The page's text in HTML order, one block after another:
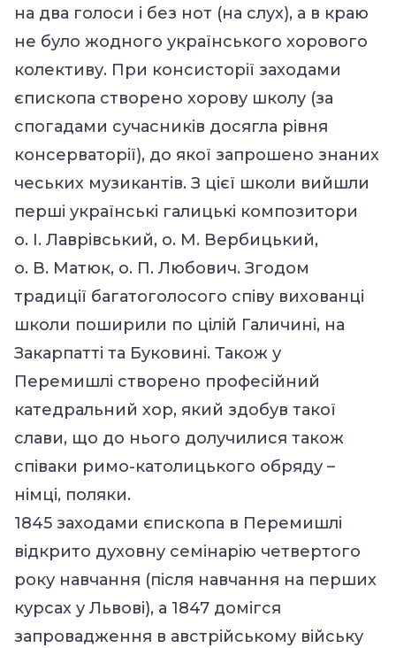
на два голоси і без нот (на слух), а в краю
не було жодного українського хорового
колективу. При консисторії заходами
єпископа створено хорову школу (за
спогадами сучасників досягла рівня
консерваторії), до якої запрошено знаних
чеських музикантів. З цієї школи вийшли
перші українські галицькі композитори
о. І. Лаврівський, о. М. Вербицький,
о. В. Матюк, о. П. Любович. Згодом
традиції багатоголосого співу вихованці
школи поширили по цілій Галичині, на
Закарпатті та Буковині. Також у
Перемишлі створено професійний
катедральний хор, який здобув такої
слави, що до нього долучилися також
співаки римо-католицького обряду –
німці, поляки.
1845 заходами єпископа в Перемишлі
відкрито духовну семінарію четвертого
року навчання (після навчання на перших
курсах у Львові), а 1847 домігся
запровадження в австрійському війську